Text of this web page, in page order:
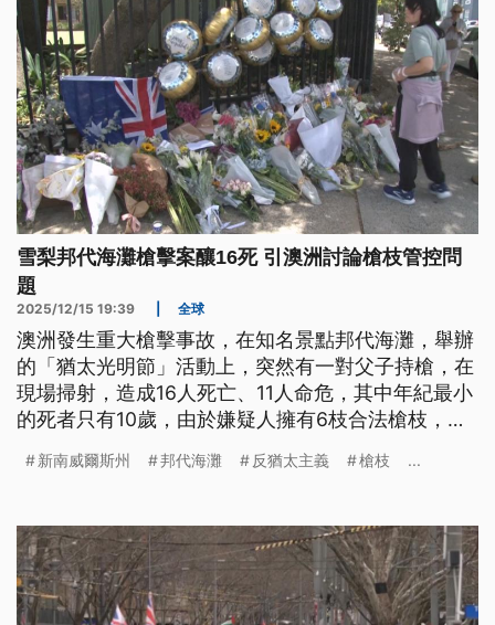
雪梨邦代海灘槍擊案釀16死 引澳洲討論槍枝管控問
題
2025/12/15 19:39 全球
澳洲發生重大槍擊事故，在知名景點邦代海灘，舉辦
的「猶太光明節」活動上，突然有一對父子持槍，在
現場掃射，造成16人死亡、11人命危，其中年紀最小
的死者只有10歲，由於嫌疑人擁有6枝合法槍枝，也
新南威爾斯州 邦代海灘 反猶太主義 槍枝 ...